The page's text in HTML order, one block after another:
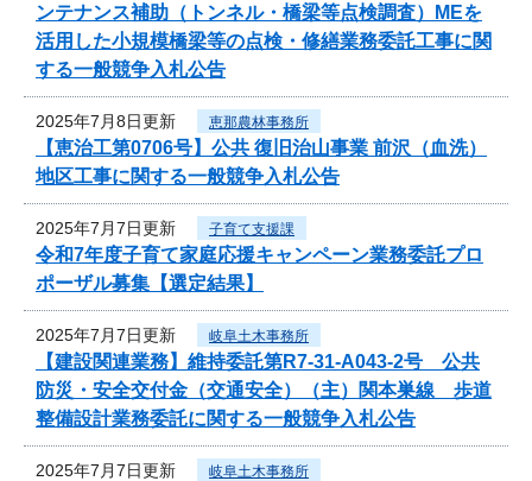
ンテナンス補助（トンネル・橋梁等点検調査）MEを
活用した小規模橋梁等の点検・修繕業務委託工事に関
する一般競争入札公告
2025年7月8日更新 恵那農林事務所
【恵治工第0706号】公共 復旧治山事業 前沢（血洗）
地区工事に関する一般競争入札公告
2025年7月7日更新 子育て支援課
令和7年度子育て家庭応援キャンペーン業務委託プロ
ポーザル募集【選定結果】
2025年7月7日更新 岐阜土木事務所
【建設関連業務】維持委託第R7-31-A043-2号 公共
防災・安全交付金（交通安全）（主）関本巣線 歩道
整備設計業務委託に関する一般競争入札公告
2025年7月7日更新 岐阜土木事務所